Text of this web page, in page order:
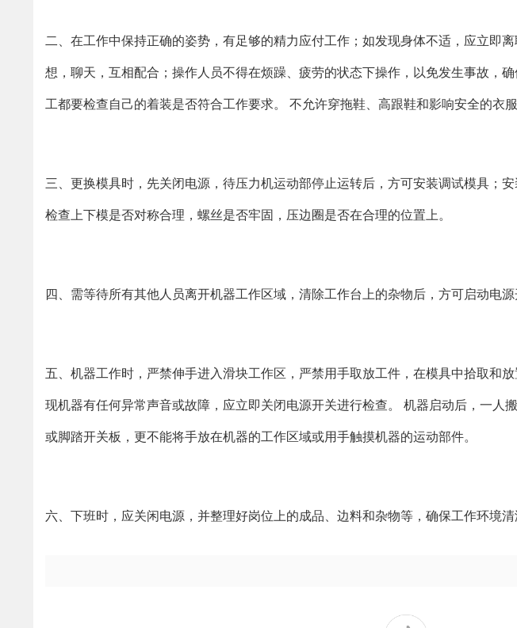
二、在工作中保持正确的姿势，有足够的精力应付工作；如发现身体不适，应立即
想，聊天，互相配合；操作人员不得在烦躁、疲劳的状态下操作，以免发生事故，
工都要检查自己的着装是否符合工作要求。 不允许穿拖鞋、高跟鞋和影响安全的衣服
三、更换模具时，先关闭电源，待压力机运动部停止运转后，方可安装调试模具；
检查上下模是否对称合理，螺丝是否牢固，压边圈是否在合理的位置上。
四、需等待所有其他人员离开机器工作区域，清除工作台上的杂物后，方可启动电源
五、机器工作时，严禁伸手进入滑块工作区，严禁用手取放工件，在模具中拾取和
现机器有任何异常声音或故障，应立即关闭电源开关进行检查。 机器启动后，一人
或脚踏开关板，更不能将手放在机器的工作区域或用手触摸机器的运动部件。
六、下班时，应关闲电源，并整理好岗位上的成品、边料和杂物等，确保工作环境清